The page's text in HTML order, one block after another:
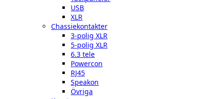
USB
XLR
Chassiekontakter
3-polig XLR
5-polig XLR
6.3 tele
Powercon
RJ45
Speakon
Övriga